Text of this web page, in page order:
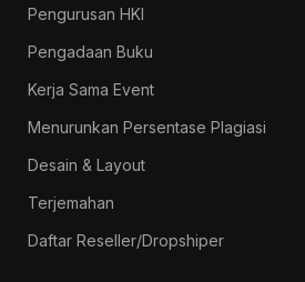
Pengurusan HKI
Pengadaan Buku
Kerja Sama Event
Menurunkan Persentase Plagiasi
Desain & Layout
Terjemahan
Daftar Reseller/Dropshiper